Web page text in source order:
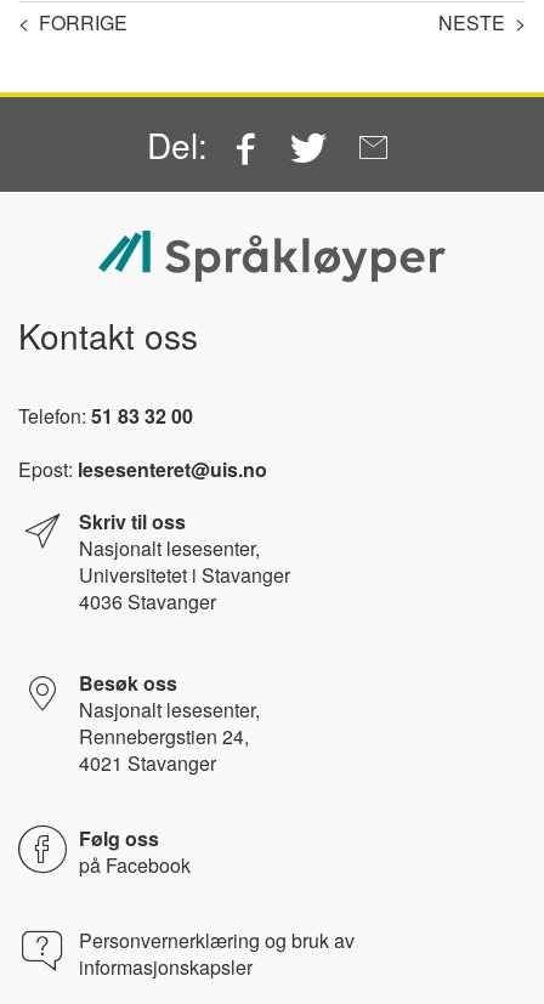
< FORRIGE NESTE >
Del: Facebook
Twitter
Kontakt oss
Telefon: 51 83 32 00
Epost: lesesenteret@uis.no
Skriv til oss
Nasjonalt lesesenter,
Universitetet i Stavanger
4036 Stavanger
Besøk oss
Nasjonalt lesesenter,
Rennebergstien 24,
4021 Stavanger
Følg oss
på Facebook
Personvernerklæring og bruk av
informasjonskapsler